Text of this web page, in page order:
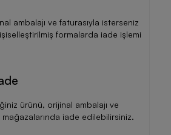
ambalajı ve faturasıyla isterseniz
formalarda iade işlemi
ürünü, orijinal ambalajı ve
mağazalarında iade edilebilirsiniz.